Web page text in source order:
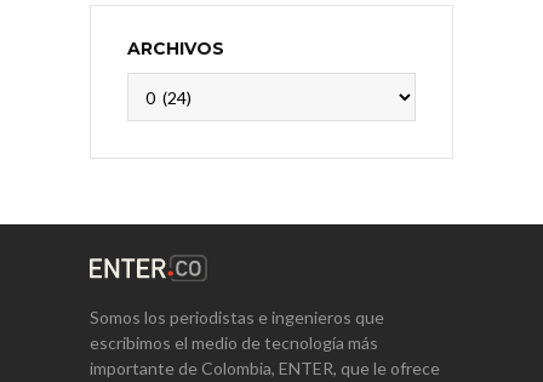
ARCHIVOS
Somos los periodistas e ingenieros que
escribimos el medio de tecnología más
importante de Colombia, ENTER, que le ofrece